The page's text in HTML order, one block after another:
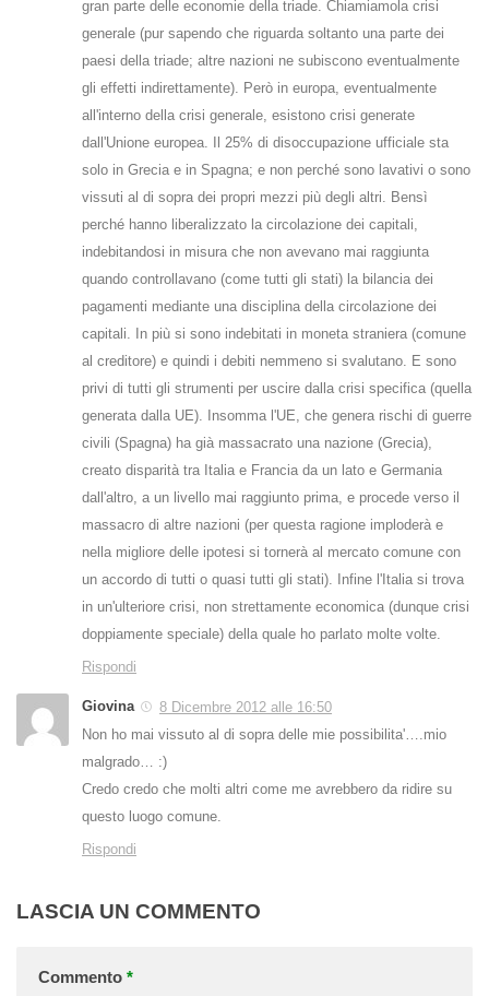
gran parte delle economie della triade. Chiamiamola crisi
generale (pur sapendo che riguarda soltanto una parte dei
paesi della triade; altre nazioni ne subiscono eventualmente
gli effetti indirettamente). Però in europa, eventualmente
all'interno della crisi generale, esistono crisi generate
dall'Unione europea. Il 25% di disoccupazione ufficiale sta
solo in Grecia e in Spagna; e non perché sono lavativi o sono
vissuti al di sopra dei propri mezzi più degli altri. Bensì
perché hanno liberalizzato la circolazione dei capitali,
indebitandosi in misura che non avevano mai raggiunta
quando controllavano (come tutti gli stati) la bilancia dei
pagamenti mediante una disciplina della circolazione dei
capitali. In più si sono indebitati in moneta straniera (comune
al creditore) e quindi i debiti nemmeno si svalutano. E sono
privi di tutti gli strumenti per uscire dalla crisi specifica (quella
generata dalla UE). Insomma l'UE, che genera rischi di guerre
civili (Spagna) ha già massacrato una nazione (Grecia),
creato disparità tra Italia e Francia da un lato e Germania
dall'altro, a un livello mai raggiunto prima, e procede verso il
massacro di altre nazioni (per questa ragione imploderà e
nella migliore delle ipotesi si tornerà al mercato comune con
un accordo di tutti o quasi tutti gli stati). Infine l'Italia si trova
in un'ulteriore crisi, non strettamente economica (dunque crisi
doppiamente speciale) della quale ho parlato molte volte.
Rispondi
Giovina
8 Dicembre 2012 alle 16:50
Non ho mai vissuto al di sopra delle mie possibilita'….mio
malgrado… :)
Credo credo che molti altri come me avrebbero da ridire su
questo luogo comune.
Rispondi
LASCIA UN COMMENTO
Commento *